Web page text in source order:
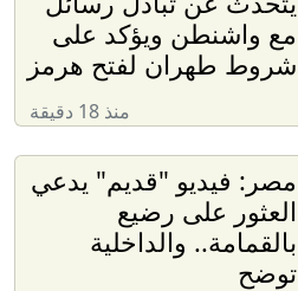
مع واشنطن ويؤكد على
شروط طهران لفتح هرمز
منذ 18 دقيقة
مصر: فيديو "قديم" يدعي
العثور على رضيع
بالقمامة.. والداخلية
توضح